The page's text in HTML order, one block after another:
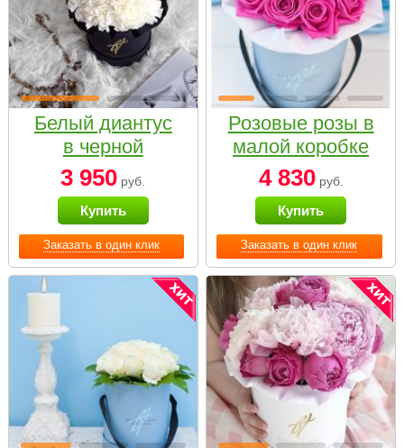
Заказать в один клик
Белый диантус
в черной
коробке Small
3 950 руб.
Купить
Заказать в один клик
Розовые розы в
малой коробке
4 830руб.
Купить